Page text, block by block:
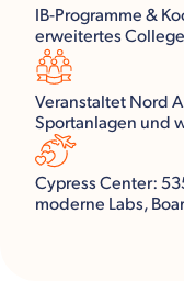
IB-Programme &
erweitertes
Veranstaltet Nord
Sportanlagen und
Cypress Center:
moderne Labs,